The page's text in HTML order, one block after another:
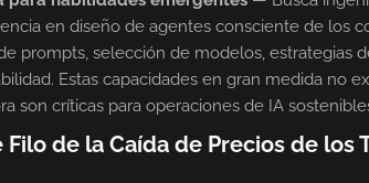
en diseño de agentes consciente de los
prompts, selección de modelos, estrategias
Estas capacidades en gran medida no
son críticas para operaciones de IA
de la Caída de Precios de los